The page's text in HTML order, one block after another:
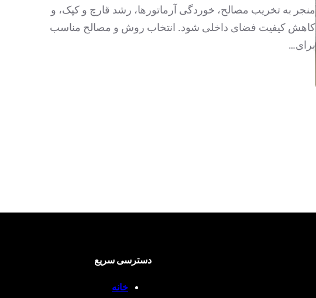
منجر به تخریب مصالح، خوردگی آرماتورها، رشد قارچ و کپک، و
کاهش کیفیت فضای داخلی شود. انتخاب روش و مصالح مناسب
برای…
دسترسی سریع
خانه